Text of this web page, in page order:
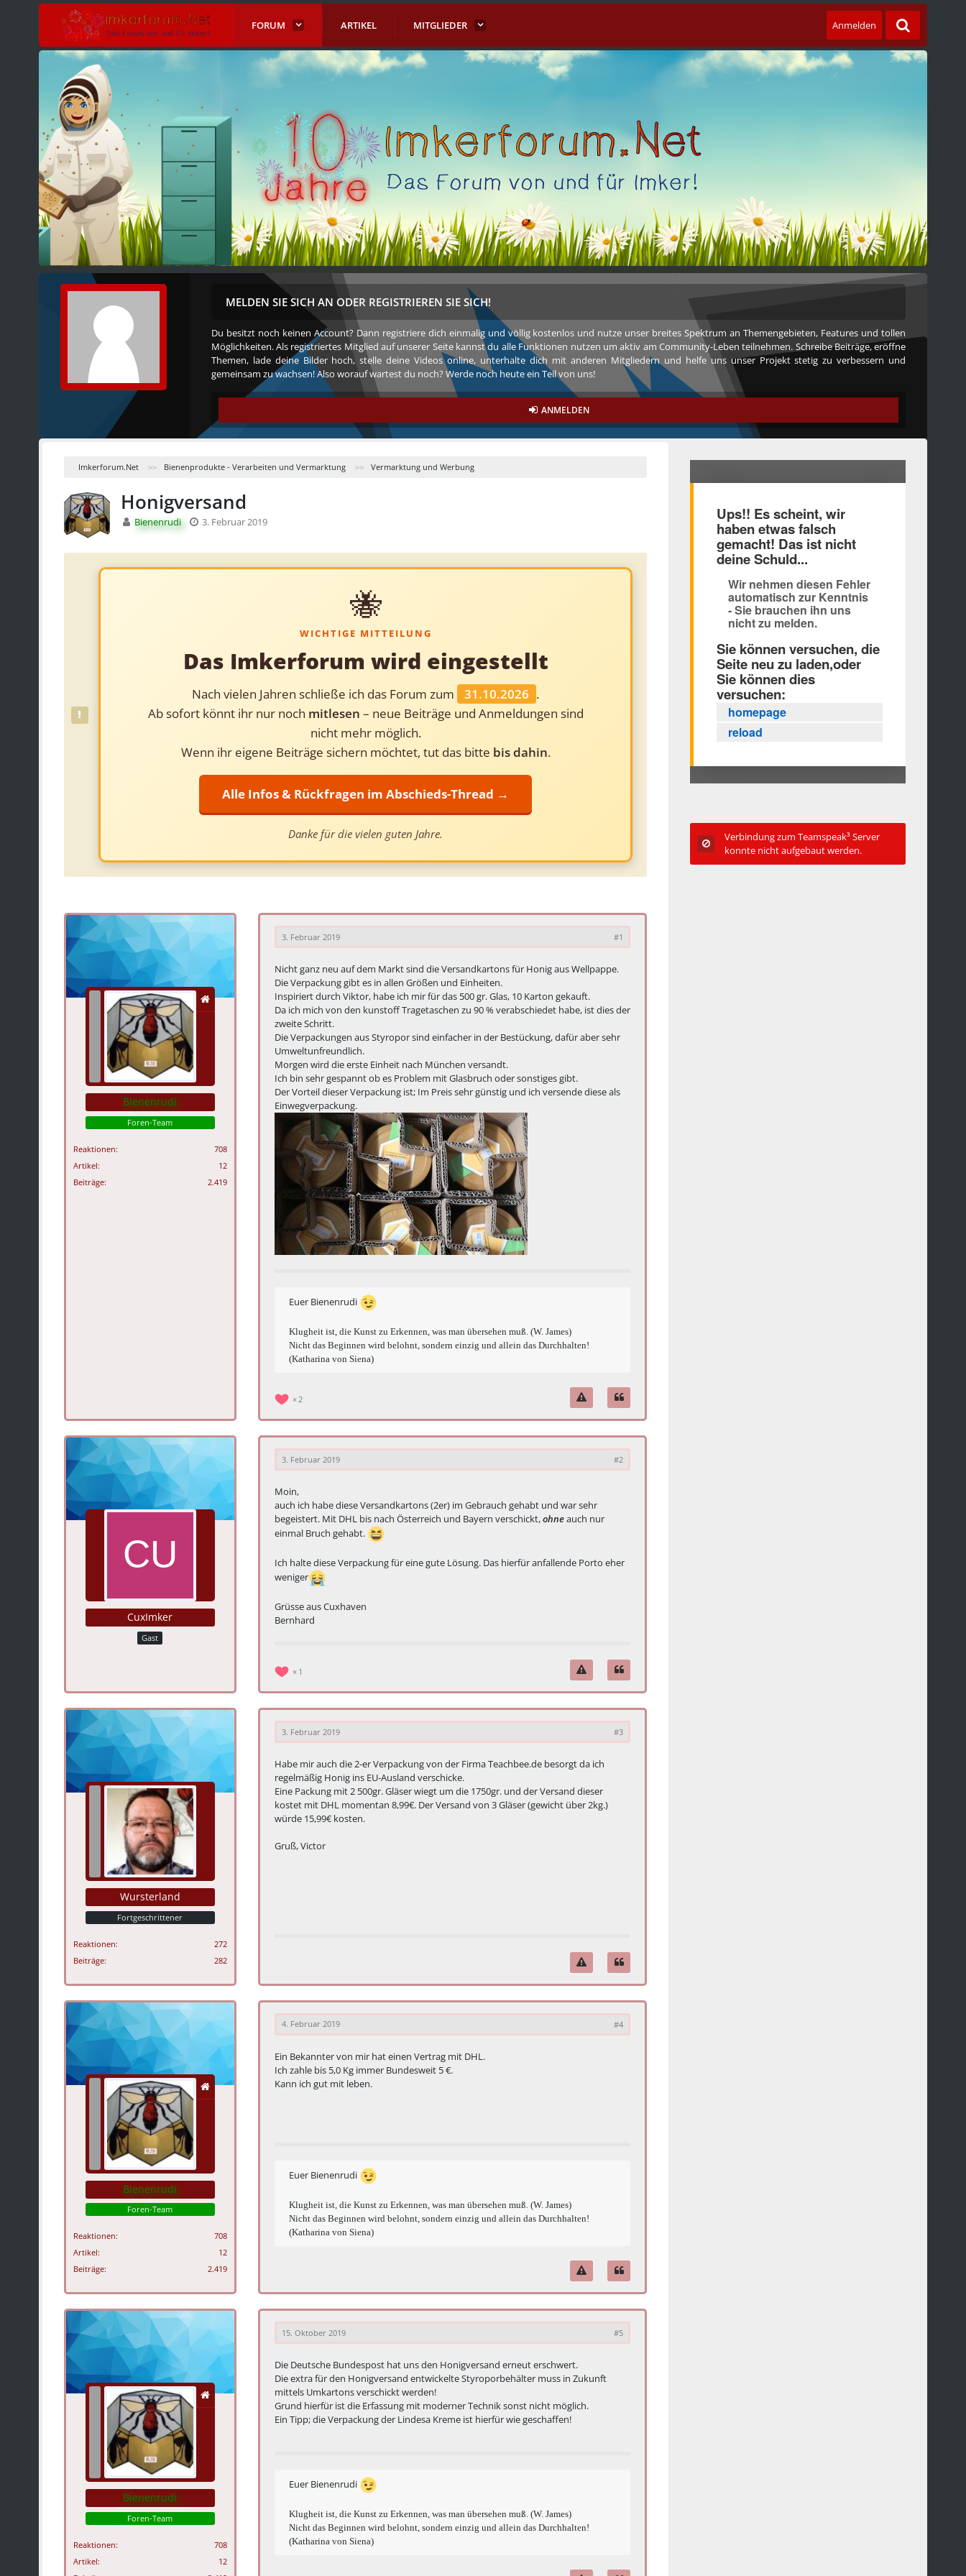
FORUM ARTIKEL MITGLIEDER Anmelden
MELDEN SIE SICH AN ODER REGISTRIEREN SIE SICH!
Du besitzt noch keinen Account? Dann registriere dich einmalig und völlig kostenlos und nutze unser breites Spektrum an Themengebieten, Features und tollen
Möglichkeiten. Als registriertes Mitglied auf unserer Seite kannst du alle Funktionen nutzen um aktiv am Community-Leben teilnehmen. Schreibe Beiträge, eröffne
Themen, lade deine Bilder hoch, stelle deine Videos online, unterhalte dich mit anderen Mitgliedern und helfe uns unser Projekt stetig zu verbessern und
gemeinsam zu wachsen! Also worauf wartest du noch? Werde noch heute ein Teil von uns!
ANMELDEN
Imkerforum.Net Bienenprodukte - Verarbeiten und Vermarktung Vermarktung und Werbung
Honigversand
Bienenrudi 3. Februar 2019
🐝
WICHTIGE MITTEILUNG
Das Imkerforum wird eingestellt
Nach vielen Jahren schließe ich das Forum zum 31.10.2026 .
Ab sofort könnt ihr nur noch mitlesen – neue Beiträge und Anmeldungen sind
nicht mehr möglich.
Wenn ihr eigene Beiträge sichern möchtet, tut das bitte bis dahin.
Alle Infos & Rückfragen im Abschieds-Thread →
Danke für die vielen guten Jahre.
Bienenrudi
Foren-Team
Reaktionen
708
Artikel
12
Beiträge
2.419
3. Februar 2019 #1
Nicht ganz neu auf dem Markt sind die Versandkartons für Honig aus Wellpappe.
Die Verpackung gibt es in allen Größen und Einheiten.
Inspiriert durch Viktor, habe ich mir für das 500 gr. Glas, 10 Karton gekauft.
Da ich mich von den kunstoff Tragetaschen zu 90 % verabschiedet habe, ist dies der
zweite Schritt.
Die Verpackungen aus Styropor sind einfacher in der Bestückung, dafür aber sehr
Umweltunfreundlich.
Morgen wird die erste Einheit nach München versandt.
Ich bin sehr gespannt ob es Problem mit Glasbruch oder sonstiges gibt.
Der Vorteil dieser Verpackung ist; Im Preis sehr günstig und ich versende diese als
Einwegverpackung.
Euer Bienenrudi
Klugheit ist, die Kunst zu Erkennen, was man übersehen muß. (W. James)
Nicht das Beginnen wird belohnt, sondern einzig und allein das Durchhalten!
(Katharina von Siena)
2
CuxImker
Gast
3. Februar 2019 #2
Moin,
auch ich habe diese Versandkartons (2er) im Gebrauch gehabt und war sehr
begeistert. Mit DHL bis nach Österreich und Bayern verschickt,ohneauch nur
einmal Bruch gehabt.
Ich halte diese Verpackung für eine gute Lösung. Das hierfür anfallende Porto eher
weniger
Grüsse aus Cuxhaven
Bernhard
1
Wursterland
Fortgeschrittener
Reaktionen
272
Beiträge
282
3. Februar 2019 #3
Habe mir auch die 2-er Verpackung von der Firma Teachbee.de besorgt da ich
regelmäßig Honig ins EU-Ausland verschicke.
Eine Packung mit 2 500gr. Gläser wiegt um die 1750gr. und der Versand dieser
kostet mit DHL momentan 8,99€. Der Versand von 3 Gläser (gewicht über 2kg.)
würde 15,99€ kosten.
Gruß, Victor
Bienenrudi
Foren-Team
Reaktionen
708
Artikel
12
Beiträge
2.419
4. Februar 2019 #4
Ein Bekannter von mir hat einen Vertrag mit DHL.
Ich zahle bis 5,0 Kg immer Bundesweit 5 €.
Kann ich gut mit leben.
Euer Bienenrudi
Klugheit ist, die Kunst zu Erkennen, was man übersehen muß. (W. James)
Nicht das Beginnen wird belohnt, sondern einzig und allein das Durchhalten!
(Katharina von Siena)
Bienenrudi
Foren-Team
Reaktionen
708
Artikel
12
15. Oktober 2019 #5
Die Deutsche Bundespost hat uns den Honigversand erneut erschwert.
Die extra für den Honigversand entwickelte Styroporbehälter muss in Zukunft
mittels Umkartons verschickt werden!
Grund hierfür ist die Erfassung mit moderner Technik sonst nicht möglich.
Ein Tipp; die Verpackung der Lindesa Kreme ist hierfür wie geschaffen!
Euer Bienenrudi
Klugheit ist, die Kunst zu Erkennen, was man übersehen muß. (W. James)
Nicht das Beginnen wird belohnt, sondern einzig und allein das Durchhalten!
(Katharina von Siena)
Verbindung zum Teamspeak³ Server
konnte nicht aufgebaut werden.